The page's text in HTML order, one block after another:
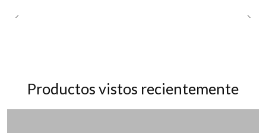
Productos vistos recientemente